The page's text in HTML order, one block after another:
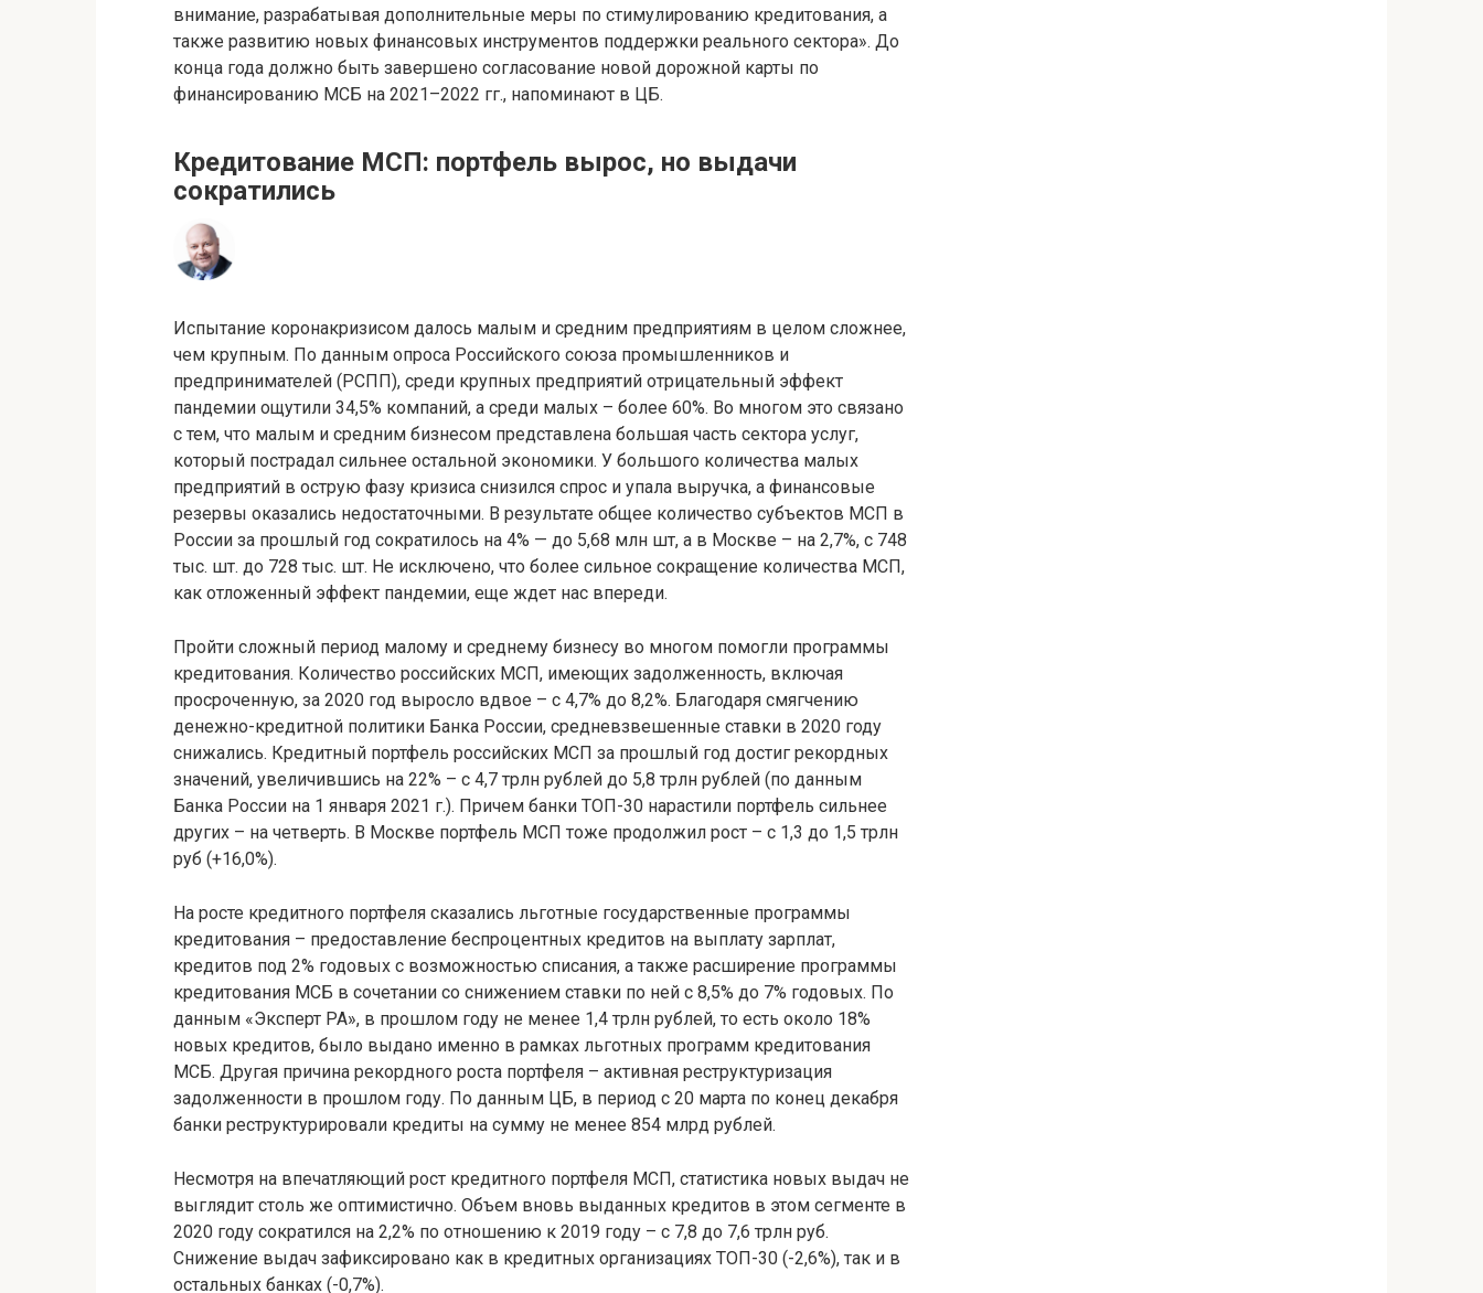
внимание, разрабатывая дополнительные меры по стимулированию кредитования, а
также развитию новых финансовых инструментов поддержки реального сектора». До
конца года должно быть завершено согласование новой дорожной карты по
финансированию МСБ на 2021–2022 гг., напоминают в ЦБ.
Кредитование МСП: портфель вырос, но выдачи
сократились
Испытание коронакризисом далось малым и средним предприятиям в целом сложнее,
чем крупным. По данным опроса Российского союза промышленников и
предпринимателей (РСПП), среди крупных предприятий отрицательный эффект
пандемии ощутили 34,5% компаний, а среди малых – более 60%. Во многом это связано
с тем, что малым и средним бизнесом представлена большая часть сектора услуг,
который пострадал сильнее остальной экономики. У большого количества малых
предприятий в острую фазу кризиса снизился спрос и упала выручка, а финансовые
резервы оказались недостаточными. В результате общее количество субъектов МСП в
России за прошлый год сократилось на 4% — до 5,68 млн шт, а в Москве – на 2,7%, с 748
тыс. шт. до 728 тыс. шт. Не исключено, что более сильное сокращение количества МСП,
как отложенный эффект пандемии, еще ждет нас впереди.
Пройти сложный период малому и среднему бизнесу во многом помогли программы
кредитования. Количество российских МСП, имеющих задолженность, включая
просроченную, за 2020 год выросло вдвое – с 4,7% до 8,2%. Благодаря смягчению
денежно-кредитной политики Банка России, средневзвешенные ставки в 2020 году
снижались. Кредитный портфель российских МСП за прошлый год достиг рекордных
значений, увеличившись на 22% – с 4,7 трлн рублей до 5,8 трлн рублей (по данным
Банка России на 1 января 2021 г.). Причем банки ТОП-30 нарастили портфель сильнее
других – на четверть. В Москве портфель МСП тоже продолжил рост – с 1,3 до 1,5 трлн
руб (+16,0%).
На росте кредитного портфеля сказались льготные государственные программы
кредитования – предоставление беспроцентных кредитов на выплату зарплат,
кредитов под 2% годовых с возможностью списания, а также расширение программы
кредитования МСБ в сочетании со снижением ставки по ней с 8,5% до 7% годовых. По
данным «Эксперт РА», в прошлом году не менее 1,4 трлн рублей, то есть около 18%
новых кредитов, было выдано именно в рамках льготных программ кредитования
МСБ. Другая причина рекордного роста портфеля – активная реструктуризация
задолженности в прошлом году. По данным ЦБ, в период с 20 марта по конец декабря
банки реструктурировали кредиты на сумму не менее 854 млрд рублей.
Несмотря на впечатляющий рост кредитного портфеля МСП, статистика новых выдач не
выглядит столь же оптимистично. Объем вновь выданных кредитов в этом сегменте в
2020 году сократился на 2,2% по отношению к 2019 году – с 7,8 до 7,6 трлн руб.
Снижение выдач зафиксировано как в кредитных организациях ТОП-30 (-2,6%), так и в
остальных банках (-0,7%).